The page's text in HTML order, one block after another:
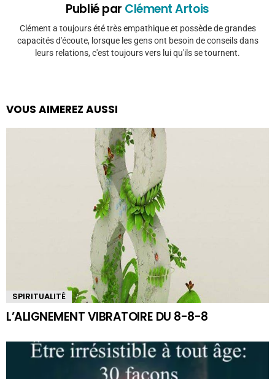
Publié par Clément Artois
Clément a toujours été très empathique et possède de grandes
capacités d'écoute, lorsque les gens ont besoin de conseils dans
leurs relations, c'est toujours vers lui qu'ils se tournent.
VOUS AIMEREZ AUSSI
SPIRITUALITÉ
L’ALIGNEMENT VIBRATOIRE DU 8-8-8